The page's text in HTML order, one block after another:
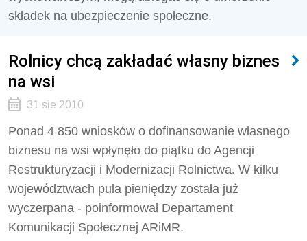
składek na ubezpieczenie społeczne.
Rolnicy chcą zakładać własny biznes
na wsi
31 sie 2010
Ponad 4 850 wniosków o dofinansowanie własnego
biznesu na wsi wpłynęło do piątku do Agencji
Restrukturyzacji i Modernizacji Rolnictwa. W kilku
województwach pula pieniędzy została już
wyczerpana - poinformował Departament
Komunikacji Społecznej ARiMR.